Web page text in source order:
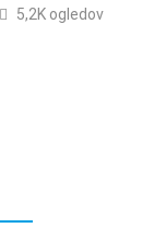
5,2K ogledov